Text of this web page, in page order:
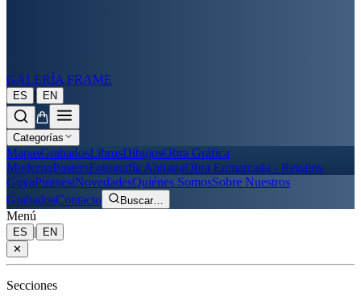
GALERÍA FRAME
ES | EN
Categorías
MapasGrabadosLibrosDibujosObra Gráfica
ModernaPostersFotografía AntiguaObra Enmarcada - Regalos
GoyaPiranesiNovedadesQuiénes SomosSobre Nuestros
GrabadosContacto Buscar…
Menú
ES |
EN
✕
Secciones